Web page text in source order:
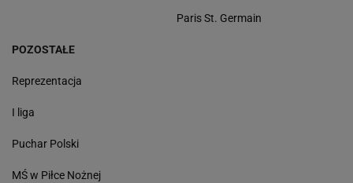
Paris St. Germain
POZOSTAŁE
Reprezentacja
I liga
Puchar Polski
MŚ w Piłce Nożnej